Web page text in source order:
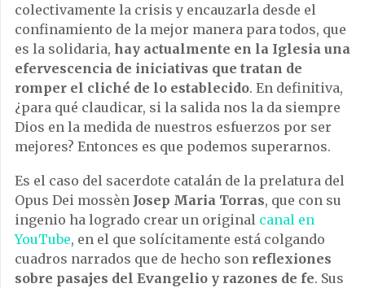
colectivamente la crisis y encauzarla desde el
confinamiento de la mejor manera para todos, que
es la solidaria, hay actualmente en la Iglesia una
efervescencia de iniciativas que tratan de
romper el cliché de lo establecido. En definitiva,
¿para qué claudicar, si la salida nos la da siempre
Dios en la medida de nuestros esfuerzos por ser
mejores? Entonces es que podemos superarnos.
Es el caso del sacerdote catalán de la prelatura del
Opus Dei mossèn Josep Maria Torras, que con su
ingenio ha logrado crear un original canal en
YouTube, en el que solícitamente está colgando
cuadros narrados que de hecho son reflexiones
sobre pasajes del Evangelio y razones de fe. Sus